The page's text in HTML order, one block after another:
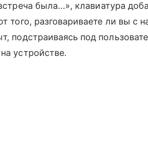
была...», клавиатура
того, разговариваете ли вы с
подстраиваясь под
устройстве.